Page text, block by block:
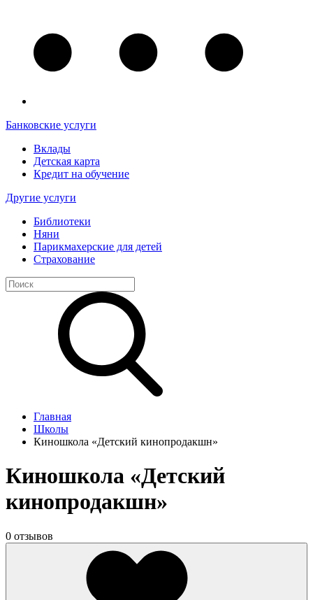
Банковские услуги
Вклады
Детская карта
Кредит на обучение
Другие услуги
Библиотеки
Няни
Парикмахерские для детей
Страхование
Главная
Школы
Киношкола «Детский кинопродакшн»
Киношкола «Детский
кинопродакшн»
0 отзывов